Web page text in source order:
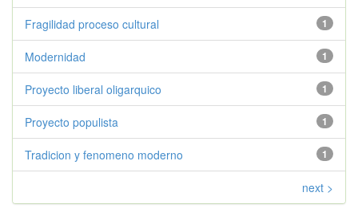
1
Fragilidad proceso cultural
1
Modernidad
1
Proyecto liberal oligarquico
1
Proyecto populista
1
Tradicion y fenomeno moderno
next >